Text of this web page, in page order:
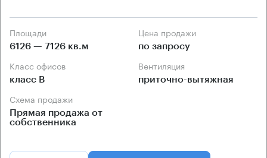
Площади
6126 — 7126 кв.м
Цена продажи
по запросу
Класс офисов
класс B
Вентиляция
приточно-вытяжная
Схема продажи
Прямая продажа от
собственника